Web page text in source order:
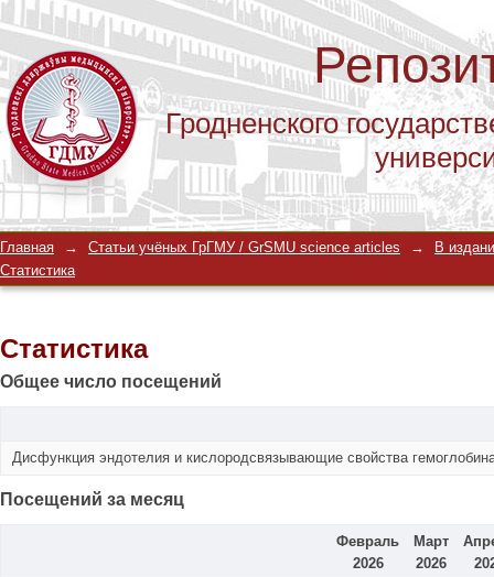
Гродненского
Статистика
Главная → Статьи учёных ГрГМУ / GrSMU science articles →
В
Статистика
Статистика
Общее число посещений
Дисфункция эндотелия и кислородсвязывающие свойства
Посещений за месяц
Февраль
2026
Март
2026